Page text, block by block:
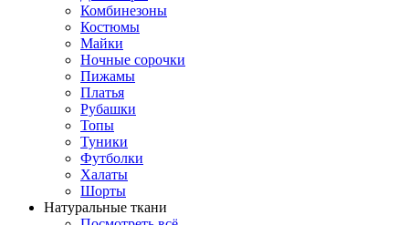
Комбинезоны
Костюмы
Майки
Ночные сорочки
Пижамы
Платья
Рубашки
Топы
Туники
Футболки
Халаты
Шорты
Натуральные ткани